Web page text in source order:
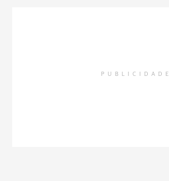
PUBLICIDADE